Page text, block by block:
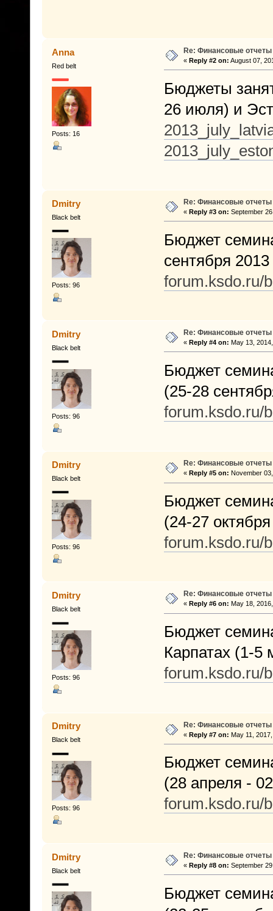
Anna
Red belt
Posts: 16
Re: Финансовые отчеты
« Reply #2 on: August 07,
Бюджеты
26 июля) и
Dmitry
Black belt
Posts: 96
Re: Финансовые отчеты
« Reply #3 on: September
Бюджет
сентября 2013
forum.ksdo.ru/
Dmitry
Black belt
Posts: 96
Re: Финансовые
« Reply #4 on: May 13,
Бюджет
(25-28
forum.ksdo.ru/
Dmitry
Black belt
Posts: 96
Re: Финансовые
« Reply #5 on: November
Бюджет
(24-27
forum.ksdo.ru/
Dmitry
Black belt
Posts: 96
Re: Финансовые
« Reply #6 on: May 18,
Бюджет
Карпатах (1-5
forum.ksdo.ru/
Dmitry
Black belt
Posts: 96
Re: Финансовые отчеты
« Reply #7 on: May 11,
Бюджет
(28 апреля -
forum.ksdo.ru/
Dmitry
Black belt
Re: Финансовые отчеты
« Reply #8 on: September
Бюджет